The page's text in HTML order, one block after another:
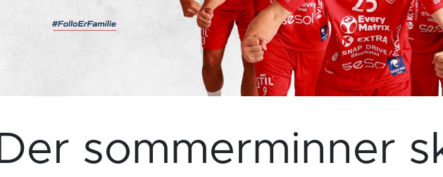
Der sommerminner